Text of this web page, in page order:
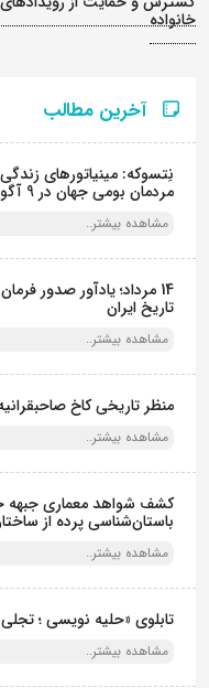
خانواده
آخرین مطالب
نِتسوکه: مینیاتورهای
مردمان بومی جهان در 9 آگوست
مشاهده بیشتر..
14 مرداد؛ یادآور صدور
تاریخ ایران
مشاهده بیشتر..
منظر تاریخی کاخ
مشاهده بیشتر..
کشف شواهد معماری جبهه
باستان‌شناسی پرده از
مشاهده بیشتر..
تابلوی «حلیه نویسی ؛
مشاهده بیشتر..